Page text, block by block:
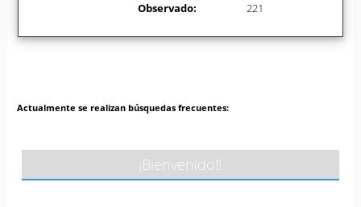
Observado:
221
Actualmente se realizan búsquedas frecuentes:
¡Bienvenido!!